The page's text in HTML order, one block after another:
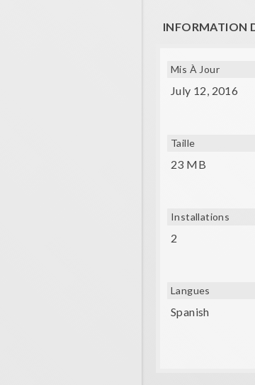
- El Mundo
INFORMATION
Mis À Jour
July 12, 2016
Taille
23 MB
Installations
2
Langues
Spanish